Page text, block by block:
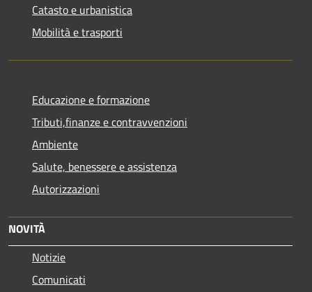
Catasto e urbanistica
Mobilità e trasporti
Educazione e formazione
Tributi,finanze e contravvenzioni
Ambiente
Salute, benessere e assistenza
Autorizzazioni
NOVITÀ
Notizie
Comunicati